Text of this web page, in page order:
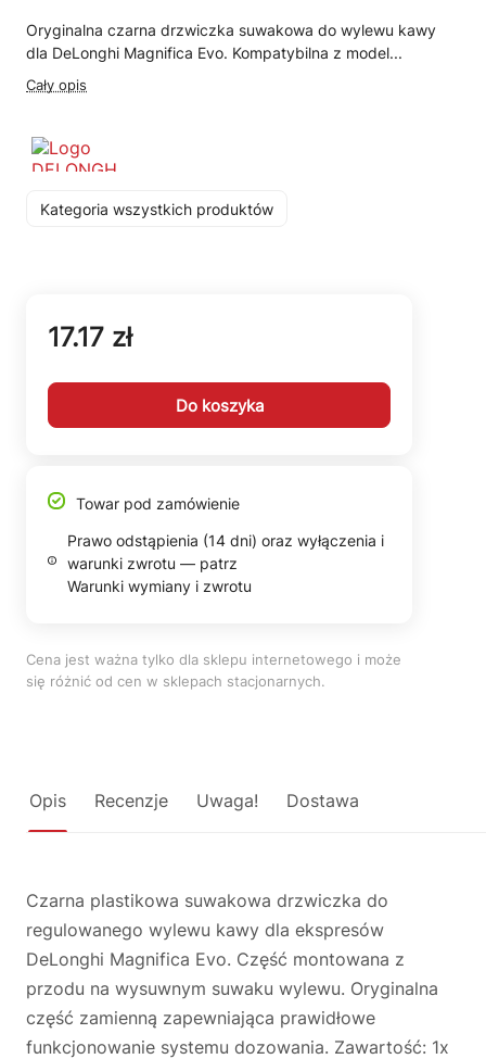
Oryginalna czarna drzwiczka suwakowa do wylewu kawy
dla DeLonghi Magnifica Evo. Kompatybilna z model...
Cały opis
Kategoria wszystkich produktów
17.17 zł
Do koszyka
Towar pod zamówienie
Prawo odstąpienia (14 dni) oraz wyłączenia i
warunki zwrotu — patrz
Warunki wymiany i zwrotu
Cena jest ważna tylko dla sklepu internetowego i może
się różnić od cen w sklepach stacjonarnych.
Opis Recenzje Uwaga! Dostawa
Czarna plastikowa suwakowa drzwiczka do
regulowanego wylewu kawy dla ekspresów
DeLonghi Magnifica Evo. Część montowana z
przodu na wysuwnym suwaku wylewu. Oryginalna
część zamienną zapewniająca prawidłowe
funkcjonowanie systemu dozowania. Zawartość: 1x